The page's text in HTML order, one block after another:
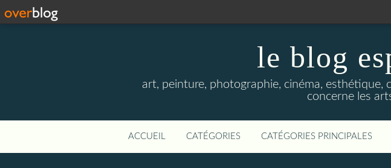
le blog
art, peinture, photographie, cinéma,
concerne les
ACCUEIL CATÉGORIES CATÉGORIES PRINCIPALES